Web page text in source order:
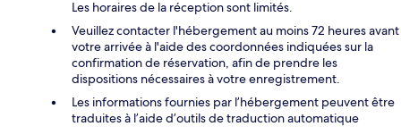
Les horaires de la réception sont limités.
Veuillez contacter l'hébergement au moins 72 heures avant
votre arrivée à l'aide des coordonnées indiquées sur la
confirmation de réservation, afin de prendre les
dispositions nécessaires à votre enregistrement.
Les informations fournies par l’hébergement peuvent être
traduites à l’aide d’outils de traduction automatique